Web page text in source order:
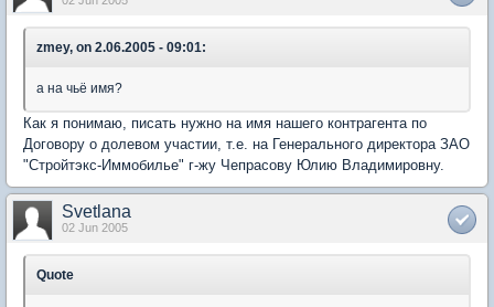
zmey, on 2.06.2005 - 09:01:
а на чьё имя?
Как я понимаю, писать нужно на имя нашего контрагента по
Договору о долевом участии, т.е. на Генерального директора ЗАО
"Стройтэкс-Иммобилье" г-жу Чепрасову Юлию Владимировну.
Svetlana
02 Jun 2005
Quote